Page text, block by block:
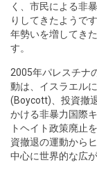
く、市民による非
りしてきたようです
年勢いを増してき
す。
2005年パレスチナ
動は、イスラエル
(Boycott)、投資撤
かける非暴力国際
トヘイト政策廃止
資撤退の運動から
中心に世界的な広